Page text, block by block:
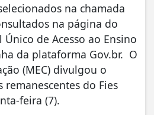
na chamada
na página do
de Acesso ao Ensino
da plataforma Gov.br. O
(MEC) divulgou o
remanescentes do Fies
feira (7).